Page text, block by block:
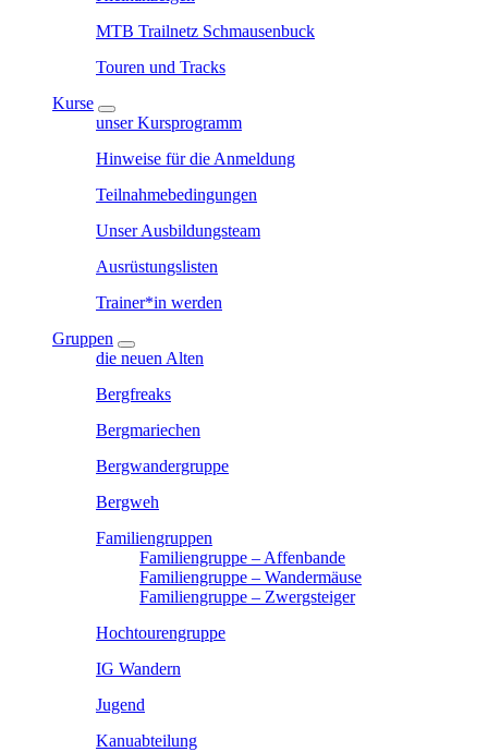
MTB Trailnetz Schmausenbuck
Touren und Tracks
Kurse
unser Kursprogramm
Hinweise für die Anmeldung
Teilnahmebedingungen
Unser Ausbildungsteam
Ausrüstungslisten
Trainer*in werden
Gruppen
die neuen Alten
Bergfreaks
Bergmariechen
Bergwandergruppe
Bergweh
Familiengruppen
Familiengruppe – Affenbande
Familiengruppe – Wandermäuse
Familiengruppe – Zwergsteiger
Hochtourengruppe
IG Wandern
Jugend
Kanuabteilung